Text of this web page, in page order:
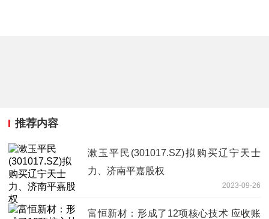
推荐内容
漱玉平民(301017.SZ)拟购买辽宁天士
力、济南平嘉股权
2023-09-26
富恒新材：形成了12项核心技术 应收账